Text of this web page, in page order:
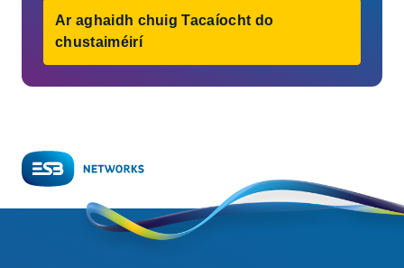
Ar aghaidh chuig Tacaíocht do
chustaiméirí